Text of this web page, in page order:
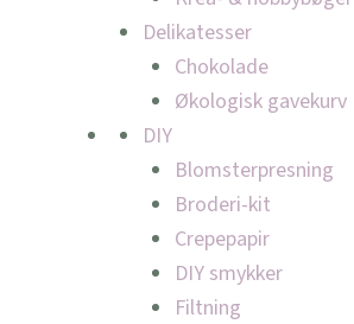
Delikatesser
Chokolade
Økologisk gavekurv
DIY
Blomsterpresning
Broderi-kit
Crepepapir
DIY smykker
Filtning